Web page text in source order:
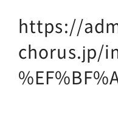
https://
chorus.jp/